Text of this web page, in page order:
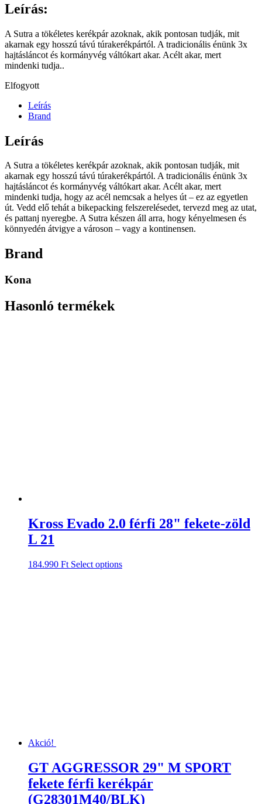
Leírás:
A Sutra a tökéletes kerékpár azoknak, akik pontosan tudják, mit
akarnak egy hosszú távú túrakerékpártól. A tradicionális énünk 3x
hajtásláncot és kormányvég váltókart akar. Acélt akar, mert
mindenki tudja..
Elfogyott
Leírás
Brand
Leírás
A Sutra a tökéletes kerékpár azoknak, akik pontosan tudják, mit
akarnak egy hosszú távú túrakerékpártól. A tradicionális énünk 3x
hajtásláncot és kormányvég váltókart akar. Acélt akar, mert
mindenki tudja, hogy az acél nemcsak a helyes út – ez az egyetlen
út. Vedd elő tehát a bikepacking felszerelésedet, tervezd meg az utat,
és pattanj nyeregbe. A Sutra készen áll arra, hogy kényelmesen és
könnyedén átvigye a városon – vagy a kontinensen.
Brand
Kona
Hasonló termékek
Kross Evado 2.0 férfi 28" fekete-zöld
L 21
184.990 Ft Select options
Akció!
GT AGGRESSOR 29" M SPORT
fekete férfi kerékpár
(G28301M40/BLK)